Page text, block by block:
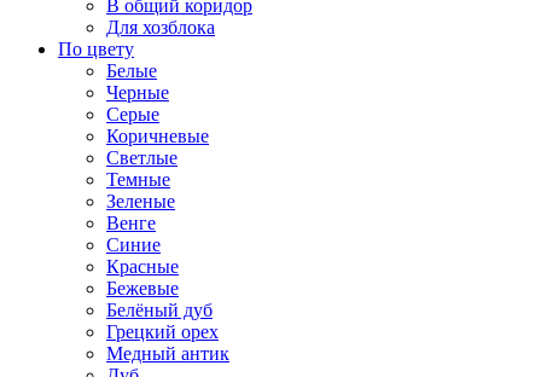
В общий коридор
Для хозблока
По цвету
Белые
Черные
Серые
Коричневые
Светлые
Темные
Зеленые
Венге
Синие
Красные
Бежевые
Белёный дуб
Грецкий орех
Медный антик